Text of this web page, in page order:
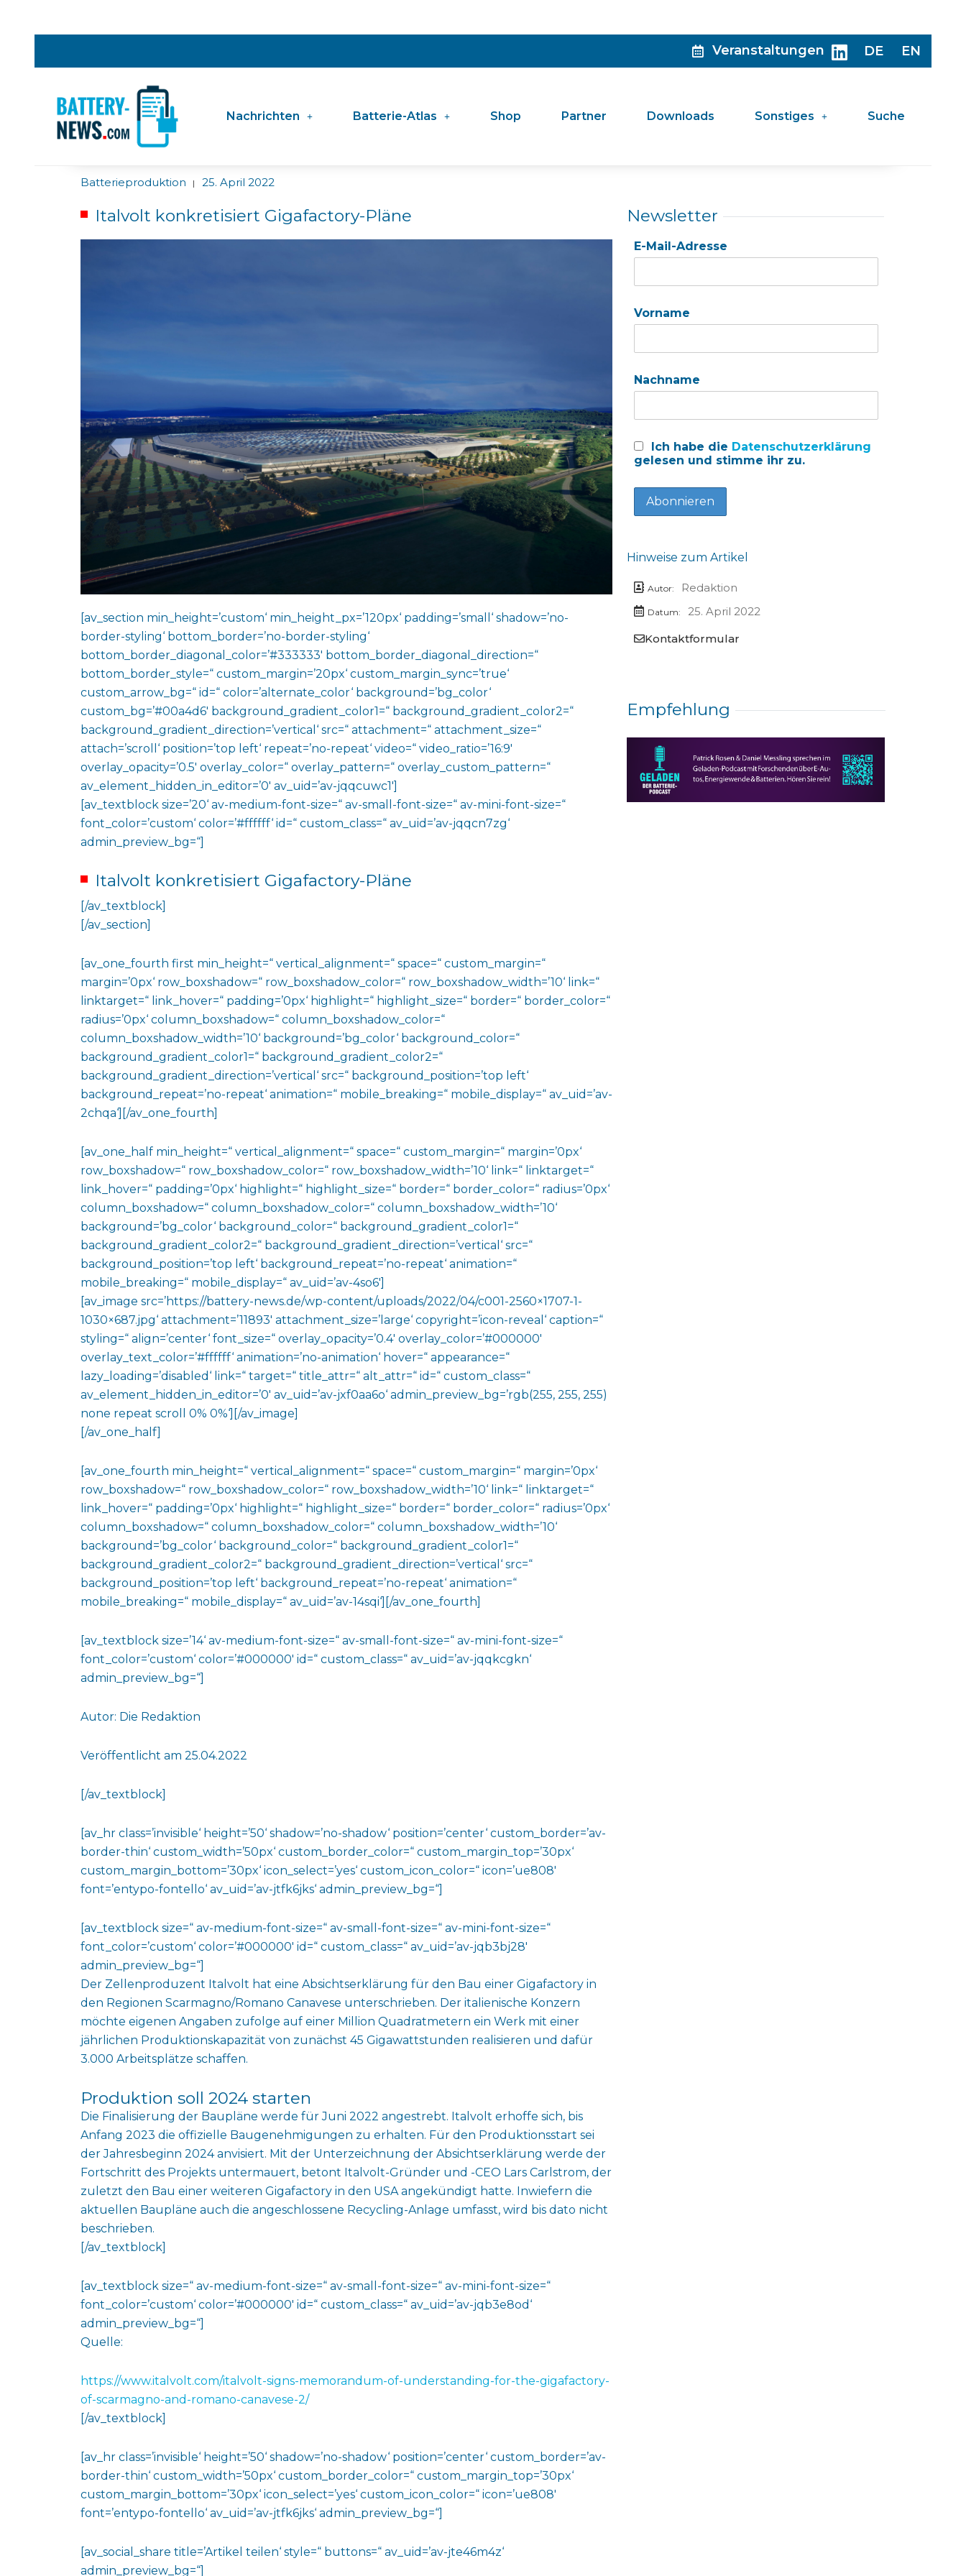
Veranstaltungen DE EN
Nachrichten Batterie-Atlas Shop Partner Downloads Sonstiges Suche
Batterieproduktion | 25. April 2022
Italvolt konkretisiert Gigafactory-Pläne
[av_section min_height=’custom‘ min_height_px=’120px‘ padding=’small‘ shadow=’no-
border-styling‘ bottom_border=’no-border-styling‘
bottom_border_diagonal_color=’#333333′ bottom_border_diagonal_direction=“
bottom_border_style=“ custom_margin=’20px‘ custom_margin_sync=’true‘
custom_arrow_bg=“ id=“ color=’alternate_color‘ background=’bg_color‘
custom_bg=’#00a4d6′ background_gradient_color1=“ background_gradient_color2=“
background_gradient_direction=’vertical‘ src=“ attachment=“ attachment_size=“
attach=’scroll‘ position=’top left‘ repeat=’no-repeat‘ video=“ video_ratio=’16:9′
overlay_opacity=’0.5′ overlay_color=“ overlay_pattern=“ overlay_custom_pattern=“
av_element_hidden_in_editor=’0′ av_uid=’av-jqqcuwc1′]
[av_textblock size=’20‘ av-medium-font-size=“ av-small-font-size=“ av-mini-font-size=“
font_color=’custom‘ color=’#ffffff‘ id=“ custom_class=“ av_uid=’av-jqqcn7zg‘
admin_preview_bg=“]
Italvolt konkretisiert Gigafactory-Pläne
[/av_textblock]
[/av_section]
[av_one_fourth first min_height=“ vertical_alignment=“ space=“ custom_margin=“
margin=’0px‘ row_boxshadow=“ row_boxshadow_color=“ row_boxshadow_width=’10‘ link=“
linktarget=“ link_hover=“ padding=’0px‘ highlight=“ highlight_size=“ border=“ border_color=“
radius=’0px‘ column_boxshadow=“ column_boxshadow_color=“
column_boxshadow_width=’10‘ background=’bg_color‘ background_color=“
background_gradient_color1=“ background_gradient_color2=“
background_gradient_direction=’vertical‘ src=“ background_position=’top left‘
background_repeat=’no-repeat‘ animation=“ mobile_breaking=“ mobile_display=“ av_uid=’av-
2chqa‘][/av_one_fourth]
[av_one_half min_height=“ vertical_alignment=“ space=“ custom_margin=“ margin=’0px‘
row_boxshadow=“ row_boxshadow_color=“ row_boxshadow_width=’10‘ link=“ linktarget=“
link_hover=“ padding=’0px‘ highlight=“ highlight_size=“ border=“ border_color=“ radius=’0px‘
column_boxshadow=“ column_boxshadow_color=“ column_boxshadow_width=’10‘
background=’bg_color‘ background_color=“ background_gradient_color1=“
background_gradient_color2=“ background_gradient_direction=’vertical‘ src=“
background_position=’top left‘ background_repeat=’no-repeat‘ animation=“
mobile_breaking=“ mobile_display=“ av_uid=’av-4so6′]
[av_image src=’https://battery-news.de/wp-content/uploads/2022/04/c001-2560×1707-1-
1030×687.jpg‘ attachment=’11893′ attachment_size=’large‘ copyright=’icon-reveal‘ caption=“
styling=“ align=’center‘ font_size=“ overlay_opacity=’0.4′ overlay_color=’#000000′
overlay_text_color=’#ffffff‘ animation=’no-animation‘ hover=“ appearance=“
lazy_loading=’disabled‘ link=“ target=“ title_attr=“ alt_attr=“ id=“ custom_class=“
av_element_hidden_in_editor=’0′ av_uid=’av-jxf0aa6o‘ admin_preview_bg=’rgb(255, 255, 255)
none repeat scroll 0% 0%‘][/av_image]
[/av_one_half]
[av_one_fourth min_height=“ vertical_alignment=“ space=“ custom_margin=“ margin=’0px‘
row_boxshadow=“ row_boxshadow_color=“ row_boxshadow_width=’10‘ link=“ linktarget=“
link_hover=“ padding=’0px‘ highlight=“ highlight_size=“ border=“ border_color=“ radius=’0px‘
column_boxshadow=“ column_boxshadow_color=“ column_boxshadow_width=’10‘
background=’bg_color‘ background_color=“ background_gradient_color1=“
background_gradient_color2=“ background_gradient_direction=’vertical‘ src=“
background_position=’top left‘ background_repeat=’no-repeat‘ animation=“
mobile_breaking=“ mobile_display=“ av_uid=’av-14sqi‘][/av_one_fourth]
[av_textblock size=’14‘ av-medium-font-size=“ av-small-font-size=“ av-mini-font-size=“
font_color=’custom‘ color=’#000000′ id=“ custom_class=“ av_uid=’av-jqqkcgkn‘
admin_preview_bg=“]
Autor: Die Redaktion
Veröffentlicht am 25.04.2022
[/av_textblock]
[av_hr class=’invisible‘ height=’50‘ shadow=’no-shadow‘ position=’center‘ custom_border=’av-
border-thin‘ custom_width=’50px‘ custom_border_color=“ custom_margin_top=’30px‘
custom_margin_bottom=’30px‘ icon_select=’yes‘ custom_icon_color=“ icon=’ue808′
font=’entypo-fontello‘ av_uid=’av-jtfk6jks‘ admin_preview_bg=“]
[av_textblock size=“ av-medium-font-size=“ av-small-font-size=“ av-mini-font-size=“
font_color=’custom‘ color=’#000000′ id=“ custom_class=“ av_uid=’av-jqb3bj28′
admin_preview_bg=“]
Der Zellenproduzent Italvolt hat eine Absichtserklärung für den Bau einer Gigafactory in
den Regionen Scarmagno/Romano Canavese unterschrieben. Der italienische Konzern
möchte eigenen Angaben zufolge auf einer Million Quadratmetern ein Werk mit einer
jährlichen Produktionskapazität von zunächst 45 Gigawattstunden realisieren und dafür
3.000 Arbeitsplätze schaffen.
Produktion soll 2024 starten
Die Finalisierung der Baupläne werde für Juni 2022 angestrebt. Italvolt erhoffe sich, bis
Anfang 2023 die offizielle Baugenehmigungen zu erhalten. Für den Produktionsstart sei
der Jahresbeginn 2024 anvisiert. Mit der Unterzeichnung der Absichtserklärung werde der
Fortschritt des Projekts untermauert, betont Italvolt-Gründer und -CEO Lars Carlstrom, der
zuletzt den Bau einer weiteren Gigafactory in den USA angekündigt hatte. Inwiefern die
aktuellen Baupläne auch die angeschlossene Recycling-Anlage umfasst, wird bis dato nicht
beschrieben.
[/av_textblock]
[av_textblock size=“ av-medium-font-size=“ av-small-font-size=“ av-mini-font-size=“
font_color=’custom‘ color=’#000000′ id=“ custom_class=“ av_uid=’av-jqb3e8od‘
admin_preview_bg=“]
Quelle:
https://www.italvolt.com/italvolt-signs-memorandum-of-understanding-for-the-gigafactory-
of-scarmagno-and-romano-canavese-2/
[/av_textblock]
[av_hr class=’invisible‘ height=’50‘ shadow=’no-shadow‘ position=’center‘ custom_border=’av-
border-thin‘ custom_width=’50px‘ custom_border_color=“ custom_margin_top=’30px‘
custom_margin_bottom=’30px‘ icon_select=’yes‘ custom_icon_color=“ icon=’ue808′
font=’entypo-fontello‘ av_uid=’av-jtfk6jks‘ admin_preview_bg=“]
[av_social_share title=’Artikel teilen‘ style=“ buttons=“ av_uid=’av-jte46m4z‘
admin_preview_bg=“]
Newsletter
E-Mail-Adresse
Vorname
Nachname
Ich habe die Datenschutzerklärung
gelesen und stimme ihr zu.
Hinweise zum Artikel
Autor: Redaktion
Datum:
25. April 2022
Kontaktformular
Empfehlung